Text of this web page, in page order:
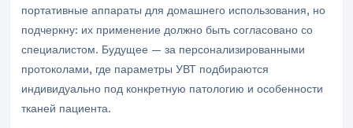
портативные аппараты для домашнего использования, но
подчеркну: их применение должно быть согласовано со
специалистом. Будущее — за персонализированными
протоколами, где параметры УВТ подбираются
индивидуально под конкретную патологию и особенности
тканей пациента.